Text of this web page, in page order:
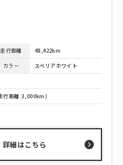
走行距離
48,422km
カラー
スペリアホワイト
行距離:3,000km)
詳細はこちら